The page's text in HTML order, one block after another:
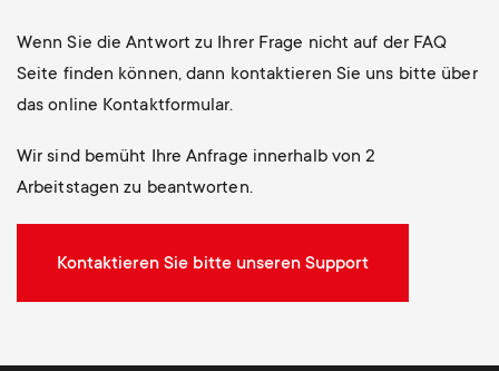
Wenn Sie die Antwort zu Ihrer Frage nicht auf der FAQ
Seite finden können, dann kontaktieren Sie uns bitte über
das online Kontaktformular.
Wir sind bemüht Ihre Anfrage innerhalb von 2
Arbeitstagen zu beantworten.
Kontaktieren Sie bitte unseren Support